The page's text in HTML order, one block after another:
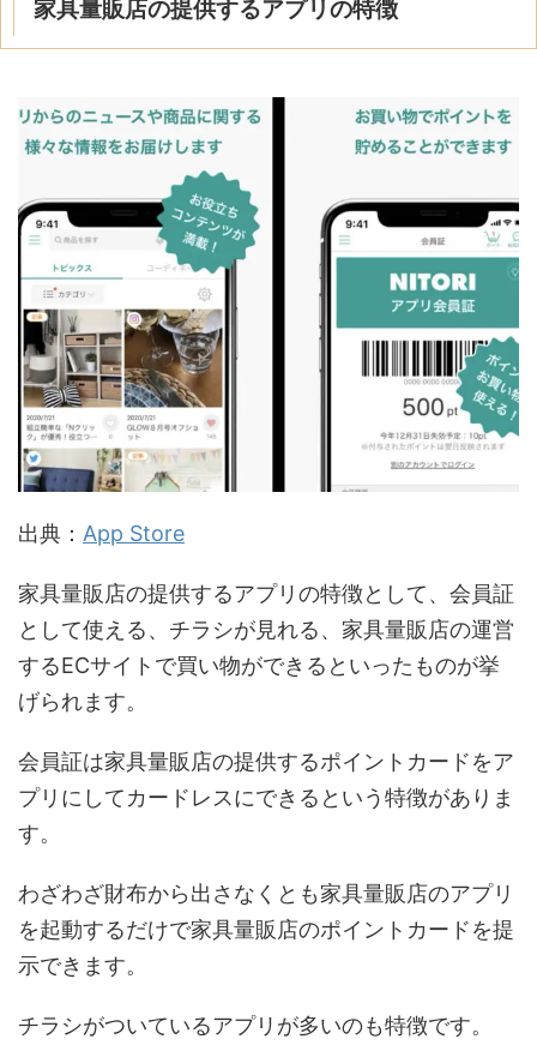
家具量販店の提供するアプリの特徴
出典： App Store
家具量販店の提供するアプリの特徴として、会員証
として使える、チラシが見れる、家具量販店の運営
するECサイトで買い物ができるといったものが挙
げられます。
会員証は家具量販店の提供するポイントカードをア
プリにしてカードレスにできるという特徴がありま
す。
わざわざ財布から出さなくとも家具量販店のアプリ
を起動するだけで家具量販店のポイントカードを提
示できます。
チラシがついているアプリが多いのも特徴です。